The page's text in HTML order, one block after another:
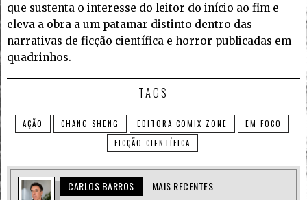
que sustenta o interesse do leitor do início ao fim e
eleva a obra a um patamar distinto dentro das
narrativas de ficção científica e horror publicadas em
quadrinhos.
TAGS
AÇÃO CHANG SHENG EDITORA COMIX ZONE
EM FOCO
FICÇÃO-CIENTÍFICA
CARLOS BARROS MAIS RECENTES